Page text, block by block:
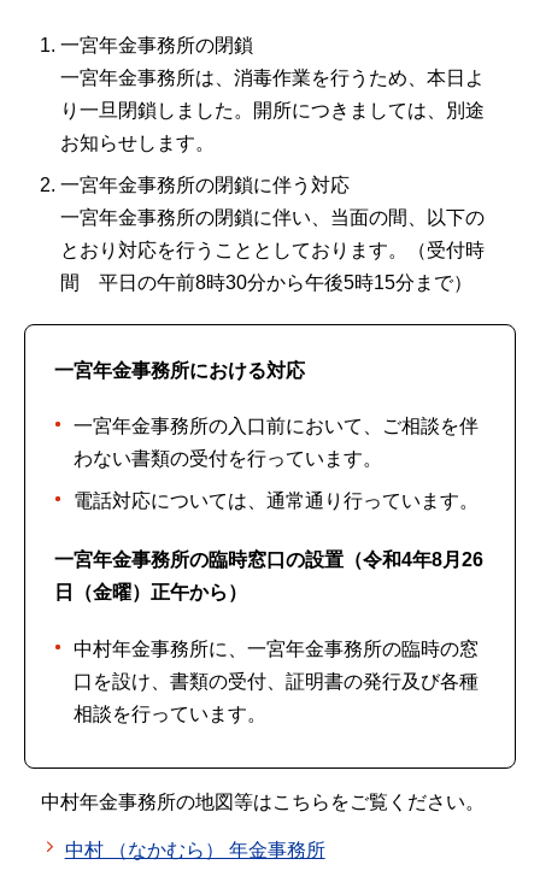
一宮年金事務所の閉鎖
一宮年金事務所は、消毒作業を行うため、本日よ
り一旦閉鎖しました。開所につきましては、別途
お知らせします。
一宮年金事務所の閉鎖に伴う対応
一宮年金事務所の閉鎖に伴い、当面の間、以下の
とおり対応を行うこととしております。（受付時
間 平日の午前8時30分から午後5時15分まで）
一宮年金事務所における対応
一宮年金事務所の入口前において、ご相談を伴
わない書類の受付を行っています。
電話対応については、通常通り行っています。
一宮年金事務所の臨時窓口の設置（令和4年8月26
日（金曜）正午から）
中村年金事務所に、一宮年金事務所の臨時の窓
口を設け、書類の受付、証明書の発行及び各種
相談を行っています。
中村年金事務所の地図等はこちらをご覧ください。
中村 （なかむら） 年金事務所